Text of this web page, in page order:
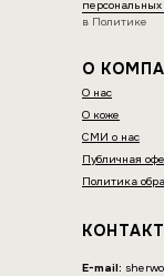
E-mail:
в Политике
О
О нас
О коже
СМИ о нас
Публичная
Политика